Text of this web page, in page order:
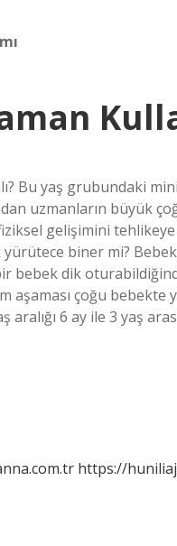
Bu yaş grubundaki
uzmanların büyük
gelişimini
yürütece biner mi?
bebek dik
aşaması çoğu bebekte
6 ay ile 3 yaş
https://